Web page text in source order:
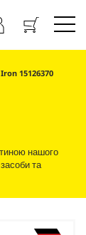
Iron 15126370
нашого
та